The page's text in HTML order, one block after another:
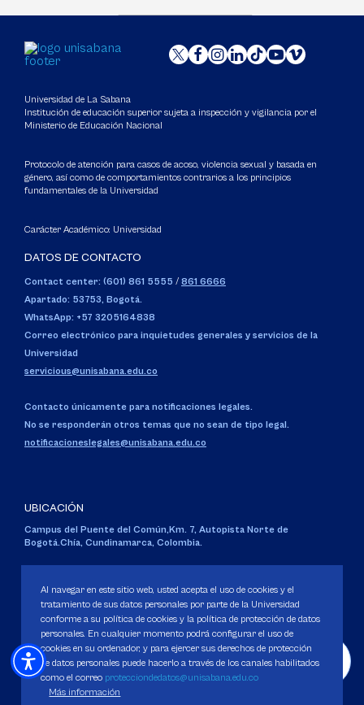
Universidad de La Sabana
Institución de educación superior sujeta a inspección y vigilancia por el
Ministerio de Educación Nacional
Protocolo de atención para casos de acoso, violencia sexual y basada en
género, así como de comportamientos contrarios a los principios
fundamentales de la Universidad
Carácter Académico: Universidad
DATOS DE CONTACTO
Contact center: (601) 861 5555 / 861 6666
Apartado: 53753, Bogotá.
WhatsApp: +57 3205164838
Correo electrónico para inquietudes generales y servicios de la
Universidad
servicious@unisabana.edu.co
Contacto únicamente para notificaciones legales.
No se responderán otros temas que no sean de tipo legal.
notificacioneslegales@unisabana.edu.co
UBICACIÓN
Campus del Puente del Común,Km. 7, Autopista Norte de
Bogotá.Chía, Cundinamarca, Colombia.
Personería Jurídica:Resolución 130 del 14 de enero de 1980.
Ministerio de Educación Nacional.
Política de Protección de datos
Al navegar en este sitio web, usted acepta el uso de cookies y el
tratamiento de sus datos personales por parte de la Universidad
conforme a su política de cookies y la política de protección de datos
personales. En cualquier momento podrá configurar el uso de
cookies en su ordenador, y para ejercer sus derechos de protección
de datos personales puede hacerlo a través de los canales habilitados
como el correo protecciondedatos@unisabana.edu.co
Más información